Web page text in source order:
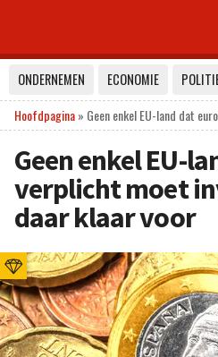
ONDERNEMEN ECONOMIE
Hoofdpagina» Geen enkel EU-land dat
Geen enkel EU-
verplicht moet
daar klaar voor